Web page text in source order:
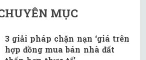
MỤC
3 giải pháp chặn nạn ‘giá trên
hợp đồng mua bán nhà đất